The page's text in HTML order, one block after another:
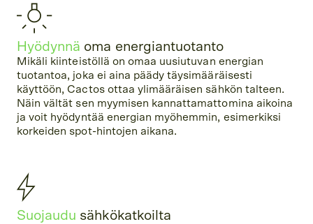
Hyödynnä oma energiantuotanto
Mikäli kiinteistöllä on omaa uusiutuvan energian
tuotantoa, joka ei aina päädy täysimääräisesti
käyttöön, Cactos ottaa ylimääräisen sähkön talteen.
Näin vältät sen myymisen kannattamattomina aikoina
ja voit hyödyntää energian myöhemmin, esimerkiksi
korkeiden spot-hintojen aikana.
Suojaudu sähkökatkoilta